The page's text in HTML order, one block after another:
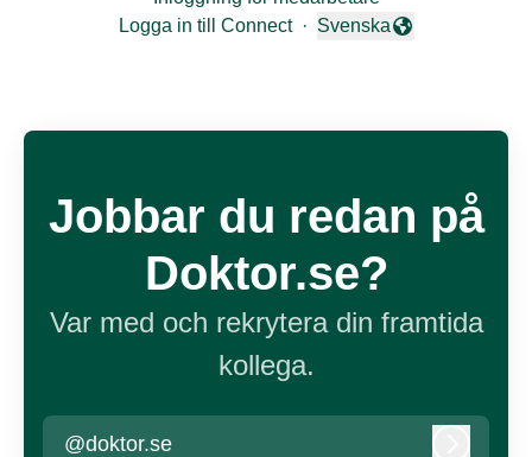
Logga in till Connect ·
Byt språk
Svenska
Jobbar du redan på
Doktor.se?
Var med och rekrytera din framtida
kollega.
@doktor.se